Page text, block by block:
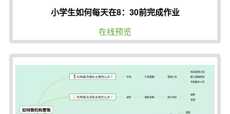
小学生如何每天在8：30前完成作业
在线预览